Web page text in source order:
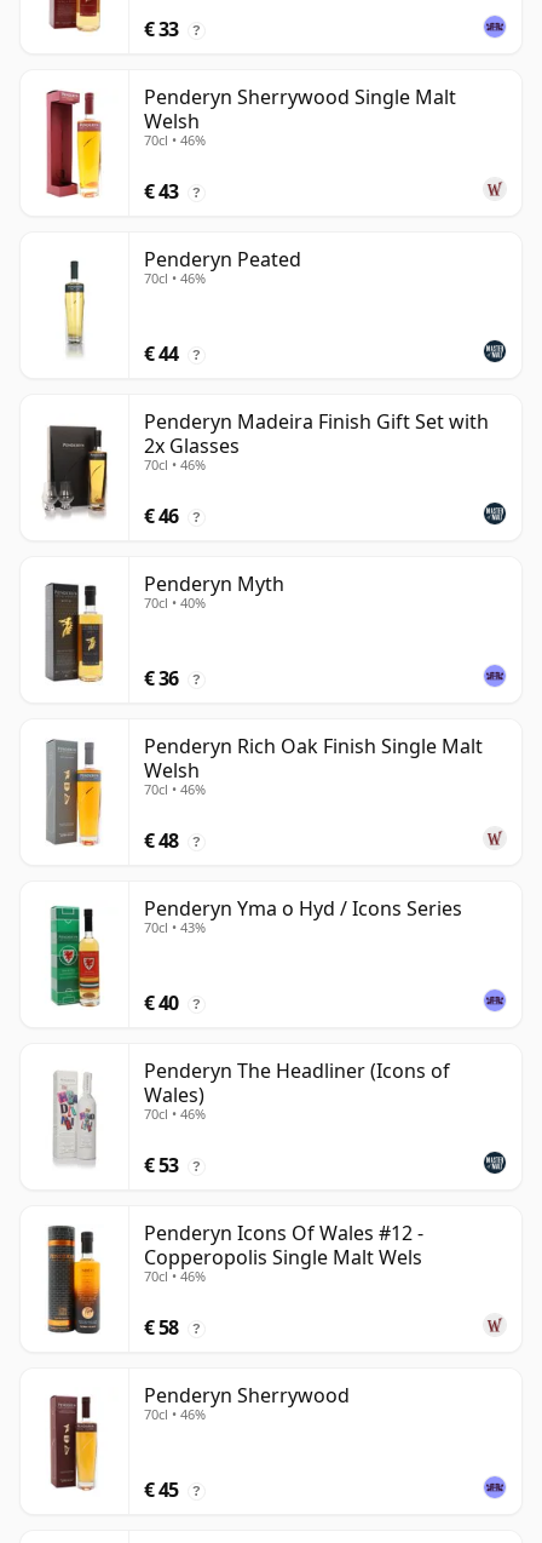
€ 33 ?
Penderyn Sherrywood Single Malt
Welsh
70cl • 46%
€ 43 ?
Penderyn Peated
70cl • 46%
€ 44 ?
Penderyn Madeira Finish Gift Set with
2x Glasses
70cl • 46%
€ 46 ?
Penderyn Myth
70cl • 40%
€ 36 ?
Penderyn Rich Oak Finish Single Malt
Welsh
70cl • 46%
€ 48 ?
Penderyn Yma o Hyd / Icons Series
70cl • 43%
€ 40 ?
Penderyn The Headliner (Icons of
Wales)
70cl • 46%
€ 53 ?
Penderyn Icons Of Wales #12 -
Copperopolis Single Malt Wels
70cl • 46%
€ 58 ?
Penderyn Sherrywood
70cl • 46%
€ 45 ?